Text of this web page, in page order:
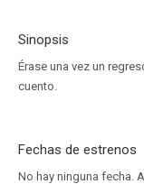
Sinopsis
Érase una vez un
cuento.
Fechas de estrenos
No hay ninguna fecha.